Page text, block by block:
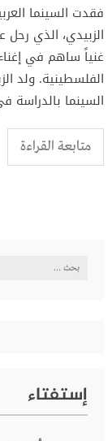
فقدت السينما
غنياً ساهم في
السينما بالدراسة
متابعة القراءة
البحث
إستفتاء